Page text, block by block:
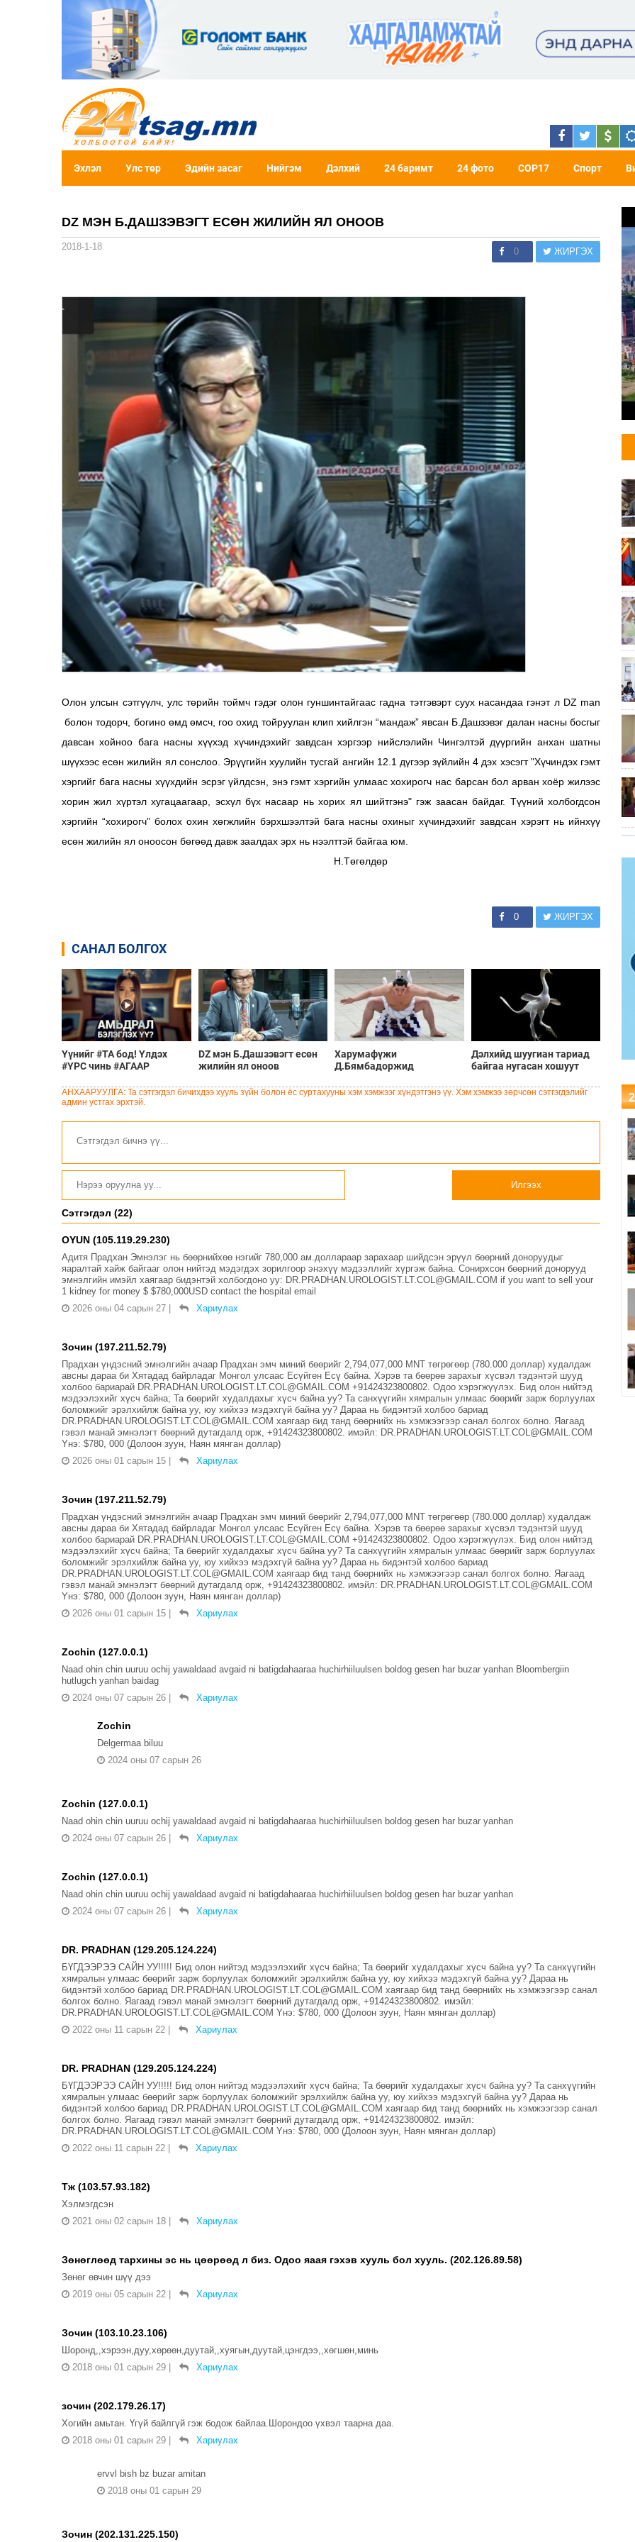
Эхлэл Улс төр Эдийн засаг Нийгэм Дэлхий 24 баримт 24 фото COP17 Спорт
DZ МЭН Б.ДАШЗЭВЭГТ ЕСӨН ЖИЛИЙН ЯЛ ОНООВ
2018-1-18 0 ЖИРГЭХ
Олон улсын сэтгүүлч, улс төрийн тоймч гэдэг олон гуншинтайгаас гадна тэтгэвэрт суух насандаа гэнэт л DZ man
болон тодорч, богино өмд өмсч, гоо охид тойруулан клип хийлгэн “мандаж” явсан Б.Дашзэвэг далан насны босгыг
давсан хойноо бага насны хүүхэд хүчиндэхийг завдсан хэргээр нийслэлийн Чингэлтэй дүүргийн анхан шатны
шүүхээс есөн жилийн ял сонслоо. Эрүүгийн хуулийн тусгай ангийн 12.1 дүгээр зүйлийн 4 дэх хэсэгт "Хүчиндэх гэмт
хэргийг бага насны хүүхдийн эсрэг үйлдсэн, энэ гэмт хэргийн улмаас хохирогч нас барсан бол арван хоёр жилээс
хорин жил хүртэл хугацаагаар, эсхүл бүх насаар нь хорих ял шийтгэнэ" гэж заасан байдаг. Түүний холбогдсон
хэргийн “хохирогч” болох охин хөгжлийн бэрхшээлтэй бага насны охиныг хүчиндэхийг завдсан хэрэгт нь ийнхүү
есөн жилийн ял оноосон бөгөөд давж заалдах эрх нь нээлттэй байгаа юм.
Н.Төгөлдөр
0 ЖИРГЭХ
САНАЛ БОЛГОХ
Үүнийг #ТА бод! Үлдэх
#ҮРС чинь #АГААР
амьсгалах уу
DZ мэн Б.Дашзэвэгт есөн
жилийн ял оноов
Харумафүжи
Д.Бямбадоржид
шилжжээ
Дэлхийд шуугиан тариад
байгаа нугасан хошуут
“хулгайлжээ”
АНХААРУУЛГА: Та сэтгэгдэл бичихдээ хууль зүйн болон ёс суртахууны хэм хэмжээг хүндэтгэнэ үү. Хэм хэмжээ зөрчсөн сэтгэгдэлийг
админ устгах эрхтэй.
Илгээх
Сэтгэгдэл (22)
OYUN (105.119.29.230)
Адитя Прадхан Эмнэлэг нь бөөрнийхөө нэгийг 780,000 ам.доллараар зарахаар шийдсэн эрүүл бөөрний доноруудыг
яаралтай хайж байгааг олон нийтэд мэдэгдэх зорилгоор энэхүү мэдээллийг хүргэж байна. Сонирхсон бөөрний донорууд
эмнэлгийн имэйл хаягаар бидэнтэй холбогдоно уу: DR.PRADHAN.UROLOGIST.LT.COL@GMAIL.COM if you want to sell your
1 kidney for money $ $780,000USD contact the hospital email
2026 оны 04 сарын 27
Хариулах
Зочин (197.211.52.79)
Прадхан үндэсний эмнэлгийн ачаар Прадхан эмч миний бөөрийг 2,794,077,000 MNT төгрөгөөр (780.000 доллар) худалдаж
авсны дараа би Хятадад байрладаг Монгол улсаас Есүйген Есү байна. Хэрэв та бөөрөө зарахыг хүсвэл тэдэнтэй шууд
холбоо бариарай DR.PRADHAN.UROLOGIST.LT.COL@GMAIL.COM +91424323800802. Одоо хэрэгжүүлэх. Бид олон нийтэд
мэдээлэхийг хүсч байна; Та бөөрийг худалдахыг хүсч байна уу? Та санхүүгийн хямралын улмаас бөөрийг зарж борлуулах
боломжийг эрэлхийлж байна уу, юу хийхээ мэдэхгүй байна уу? Дараа нь бидэнтэй холбоо бариад
DR.PRADHAN.UROLOGIST.LT.COL@GMAIL.COM хаягаар бид танд бөөрнийх нь хэмжээгээр санал болгох болно. Яагаад
гэвэл манай эмнэлэгт бөөрний дутагдалд орж, +91424323800802. имэйл: DR.PRADHAN.UROLOGIST.LT.COL@GMAIL.COM
Yнэ: $780, 000 (Долоон зуун, Наян мянган доллар)
2026 оны 01 сарын 15
Хариулах
Зочин (197.211.52.79)
Прадхан үндэсний эмнэлгийн ачаар Прадхан эмч миний бөөрийг 2,794,077,000 MNT төгрөгөөр (780.000 доллар) худалдаж
авсны дараа би Хятадад байрладаг Монгол улсаас Есүйген Есү байна. Хэрэв та бөөрөө зарахыг хүсвэл тэдэнтэй шууд
холбоо бариарай DR.PRADHAN.UROLOGIST.LT.COL@GMAIL.COM +91424323800802. Одоо хэрэгжүүлэх. Бид олон нийтэд
мэдээлэхийг хүсч байна; Та бөөрийг худалдахыг хүсч байна уу? Та санхүүгийн хямралын улмаас бөөрийг зарж борлуулах
боломжийг эрэлхийлж байна уу, юу хийхээ мэдэхгүй байна уу? Дараа нь бидэнтэй холбоо бариад
DR.PRADHAN.UROLOGIST.LT.COL@GMAIL.COM хаягаар бид танд бөөрнийх нь хэмжээгээр санал болгох болно. Яагаад
гэвэл манай эмнэлэгт бөөрний дутагдалд орж, +91424323800802. имэйл: DR.PRADHAN.UROLOGIST.LT.COL@GMAIL.COM
Yнэ: $780, 000 (Долоон зуун, Наян мянган доллар)
2026 оны 01 сарын 15
Хариулах
Zochin (127.0.0.1)
Naad ohin chin uuruu ochij yawaldaad avgaid ni batigdahaaraa huchirhiiluulsen boldog gesen har buzar yanhan Bloombergiin
hutlugch yanhan baidag
2024 оны 07 сарын 26
Хариулах
Zochin
Delgermaa biluu
2024 оны 07 сарын 26
Zochin (127.0.0.1)
Naad ohin chin uuruu ochij yawaldaad avgaid ni batigdahaaraa huchirhiiluulsen boldog gesen har buzar yanhan
2024 оны 07 сарын 26
Хариулах
Zochin (127.0.0.1)
Naad ohin chin uuruu ochij yawaldaad avgaid ni batigdahaaraa huchirhiiluulsen boldog gesen har buzar yanhan
2024 оны 07 сарын 26
Хариулах
DR. PRADHAN (129.205.124.224)
БҮГДЭЭРЭЭ САЙН УУ!!!!! Бид олон нийтэд мэдээлэхийг хүсч байна; Та бөөрийг худалдахыг хүсч байна уу? Та санхүүгийн
хямралын улмаас бөөрийг зарж борлуулах боломжийг эрэлхийлж байна уу, юу хийхээ мэдэхгүй байна уу? Дараа нь
бидэнтэй холбоо бариад DR.PRADHAN.UROLOGIST.LT.COL@GMAIL.COM хаягаар бид танд бөөрнийх нь хэмжээгээр санал
болгох болно. Яагаад гэвэл манай эмнэлэгт бөөрний дутагдалд орж, +91424323800802. имэйл:
DR.PRADHAN.UROLOGIST.LT.COL@GMAIL.COM Yнэ: $780, 000 (Долоон зуун, Наян мянган доллар)
2022 оны 11 сарын 22
Хариулах
DR. PRADHAN (129.205.124.224)
БҮГДЭЭРЭЭ САЙН УУ!!!!! Бид олон нийтэд мэдээлэхийг хүсч байна; Та бөөрийг худалдахыг хүсч байна уу? Та санхүүгийн
хямралын улмаас бөөрийг зарж борлуулах боломжийг эрэлхийлж байна уу, юу хийхээ мэдэхгүй байна уу? Дараа нь
бидэнтэй холбоо бариад DR.PRADHAN.UROLOGIST.LT.COL@GMAIL.COM хаягаар бид танд бөөрнийх нь хэмжээгээр санал
болгох болно. Яагаад гэвэл манай эмнэлэгт бөөрний дутагдалд орж, +91424323800802. имэйл:
DR.PRADHAN.UROLOGIST.LT.COL@GMAIL.COM Yнэ: $780, 000 (Долоон зуун, Наян мянган доллар)
2022 оны 11 сарын 22
Хариулах
Тж (103.57.93.182)
Хэлмэгдсэн
2021 оны 02 сарын 18
Хариулах
Зөнөглөөд тархины эс нь цөөрөөд л биз. Одоо яаая гэхэв хууль бол хууль. (202.126.89.58)
Зөнөг өвчин шүү дээ
2019 оны 05 сарын 22
Хариулах
Зочин (103.10.23.106)
Шоронд,,хэрээн,дуу,хөрөөн,дуутай,,хуягын,дуутай,цэнгдээ,,хөгшөн,минь
2018 оны 01 сарын 29
Хариулах
зочин (202.179.26.17)
Хогийн амьтан. Үгүй байлгүй гэж бодож байлаа.Шорондоо үхвэл таарна даа.
2018 оны 01 сарын 29
Хариулах
ervvl bish bz buzar amitan
2018 оны 01 сарын 29
Зочин (202.131.225.150)